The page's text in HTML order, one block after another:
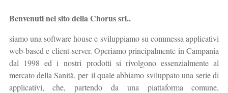
Benvenuti nel sito della Chorus srl..
siamo una software house e sviluppiamo su commessa applicativi
web-based e client-server. Operiamo principalmente in Campania
dal 1998 ed i nostri prodotti si rivolgono essenzialmente al
mercato della Sanità, per il quale abbiamo sviluppato una serie di
applicativi, che, partendo da una piattaforma comune,